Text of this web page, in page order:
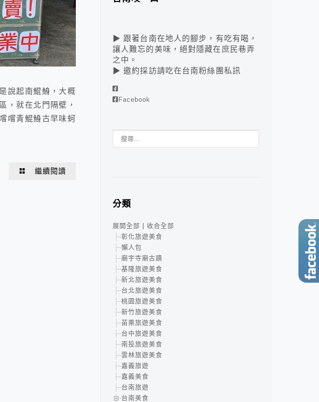
說起南鯤鯓，大概
，就在北門隔壁，
嚐青鯤鯓古早味蚵
繼續閱讀
▶ 跟著台南在地人的腳步，有吃有喝，
讓人難忘的美味，絕對隱藏在庶民巷弄
之中。
▶ 邀約採訪請吃在台南粉絲團私訊
Facebook
分類
展開全部
收合全部
彰化旅遊美食
懶人包
廟宇寺廟古蹟
基隆旅遊美食
新北旅遊美食
台北旅遊美食
桃園旅遊美食
新竹旅遊美食
苗栗旅遊美食
台中旅遊美食
南投旅遊美食
雲林旅遊美食
嘉義旅遊
嘉義美食
台南旅遊
台南美食